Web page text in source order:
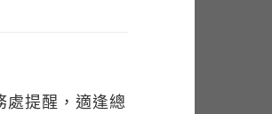
處提醒，適逢總